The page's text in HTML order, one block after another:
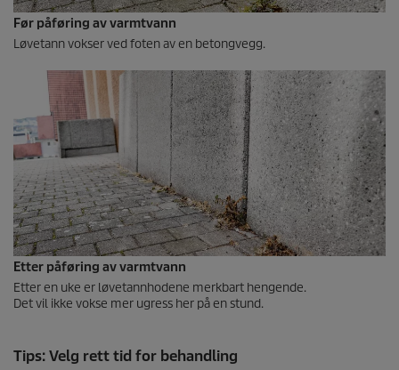
Før påføring av varmtvann
Løvetann vokser ved foten av en betongvegg.
Etter påføring av varmtvann
Etter en uke er løvetannhodene merkbart hengende.
Det vil ikke vokse mer ugress her på en stund.
Tips: Velg rett tid for behandling